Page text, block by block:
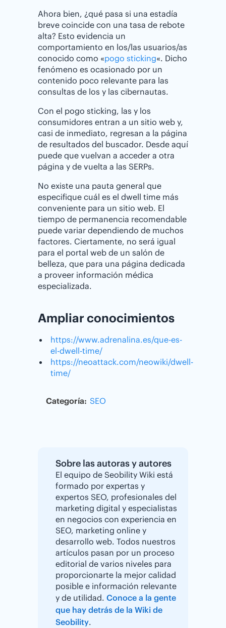
Ahora bien, ¿qué pasa si una estadía
breve coincide con una tasa de rebote
alta? Esto evidencia un
comportamiento en los/las usuarios/as
conocido como «pogo sticking«. Dicho
fenómeno es ocasionado por un
contenido poco relevante para las
consultas de los y las cibernautas.
Con el pogo sticking, las y los
consumidores entran a un sitio web y,
casi de inmediato, regresan a la página
de resultados del buscador. Desde aquí
puede que vuelvan a acceder a otra
página y de vuelta a las SERPs.
No existe una pauta general que
especifique cuál es el dwell time más
conveniente para un sitio web. El
tiempo de permanencia recomendable
puede variar dependiendo de muchos
factores. Ciertamente, no será igual
para el portal web de un salón de
belleza, que para una página dedicada
a proveer información médica
especializada.
Ampliar conocimientos
https://www.adrenalina.es/que-es-
el-dwell-time/
https://neoattack.com/neowiki/dwell-
time/
Categoría: SEO
Sobre las autoras y autores
El equipo de Seobility Wiki está
formado por expertas y
expertos SEO, profesionales del
marketing digital y especialistas
en negocios con experiencia en
SEO, marketing online y
desarrollo web. Todos nuestros
artículos pasan por un proceso
editorial de varios niveles para
proporcionarte la mejor calidad
posible e información relevante
y de utilidad. Conoce a la gente
que hay detrás de la Wiki de
Seobility.